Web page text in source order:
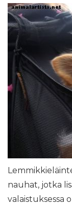
nauhat, jotka
valaistuksessa